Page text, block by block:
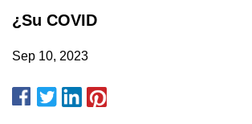
¿Su COVID
Sep 10, 2023